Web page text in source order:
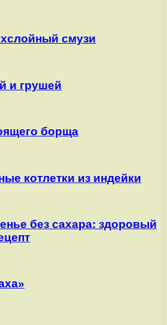
смузи
и грушей
борща
котлетки из индейки
без сахара: здоровый